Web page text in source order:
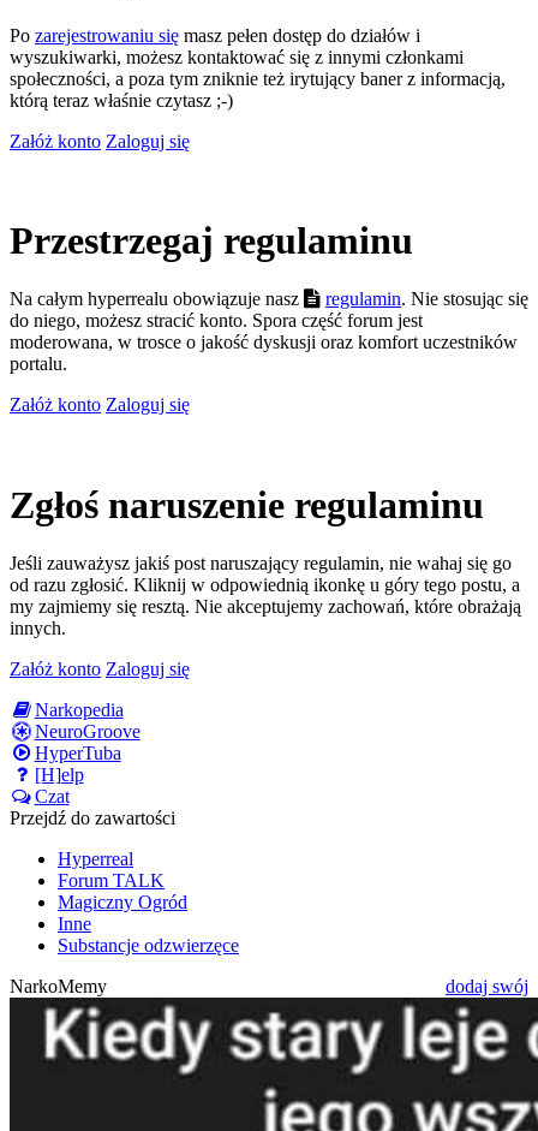
Po zarejestrowaniu się masz pełen dostęp do działów i
wyszukiwarki, możesz kontaktować się z innymi członkami
społeczności, a poza tym zniknie też irytujący baner z informacją,
którą teraz właśnie czytasz ;-)
Załóż konto Zaloguj się
Przestrzegaj regulaminu
Na całym hyperrealu obowiązuje nasz regulamin. Nie stosując się
do niego, możesz stracić konto. Spora część forum jest
moderowana, w trosce o jakość dyskusji oraz komfort uczestników
portalu.
Załóż konto Zaloguj się
Zgłoś naruszenie regulaminu
Jeśli zauważysz jakiś post naruszający regulamin, nie wahaj się go
od razu zgłosić. Kliknij w odpowiednią ikonkę u góry tego postu, a
my zajmiemy się resztą. Nie akceptujemy zachowań, które obrażają
innych.
Załóż konto Zaloguj się
Narkopedia
NeuroGroove
HyperTuba
[H]elp
Czat
Przejdź do zawartości
Hyperreal
Forum TALK
Magiczny Ogród
Inne
Substancje odzwierzęce
NarkoMemy
dodaj swój